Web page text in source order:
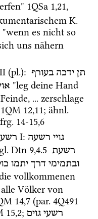
1QSa 1,21
K.
"wenn es nicht so
uns nähern
‎ II (pl.): תן ידכה בעורף
"leg deine Hand
... zerschlage
1QM 12,11; ähnl.
frg. 14-15,6
רשע ‎ I: גויי רשעה
Dtn 9,4.5
ובתמימי דרך יתמו
vollkommenen
Völker von
14,7 (par. 4Q491
15,2; רשעי גוים